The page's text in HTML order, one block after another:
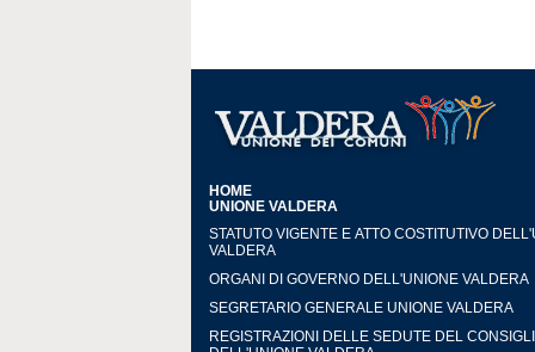
HOME
UNIONE VALDERA
STATUTO VIGENTE E ATTO COSTITUTIVO
VALDERA
ORGANI DI GOVERNO DELL'UNIONE VALDERA
SEGRETARIO GENERALE UNIONE VALDERA
REGISTRAZIONI DELLE SEDUTE DEL